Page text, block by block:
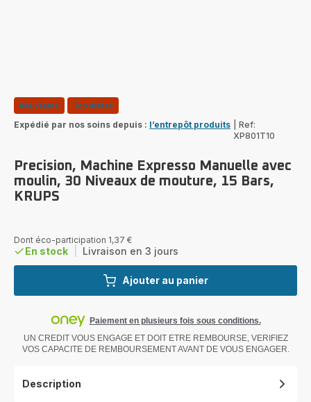
Nouveauté Top Ventes
Expédié par nos soins depuis : l’entrepôt produits
Ref:
XP801T10
Precision, Machine Expresso Manuelle avec
moulin, 30 Niveaux de mouture, 15 Bars,
KRUPS
Dont éco-participation 1,37 €
En stock Livraison en 3 jours
Ajouter au panier
Paiement en plusieurs fois sous conditions.
UN CREDIT VOUS ENGAGE ET DOIT ETRE REMBOURSE, VERIFIEZ
VOS CAPACITE DE REMBOURSEMENT AVANT DE VOUS ENGAGER.
Description